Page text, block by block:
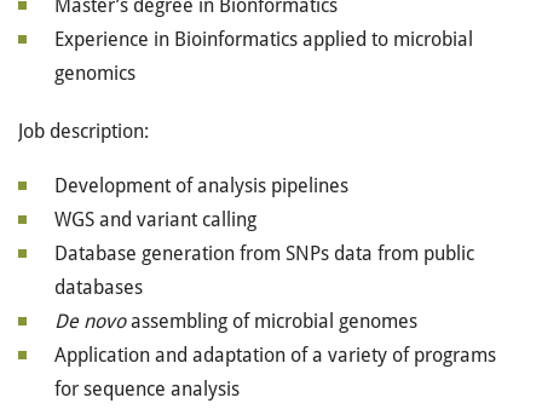
Master’s degree in Bionformatics
Experience in Bioinformatics applied to microbial
genomics
Job description:
Development of analysis pipelines
WGS and variant calling
Database generation from SNPs data from public
databases
De novoassembling of microbial genomes
Application and adaptation of a variety of programs
for sequence analysis